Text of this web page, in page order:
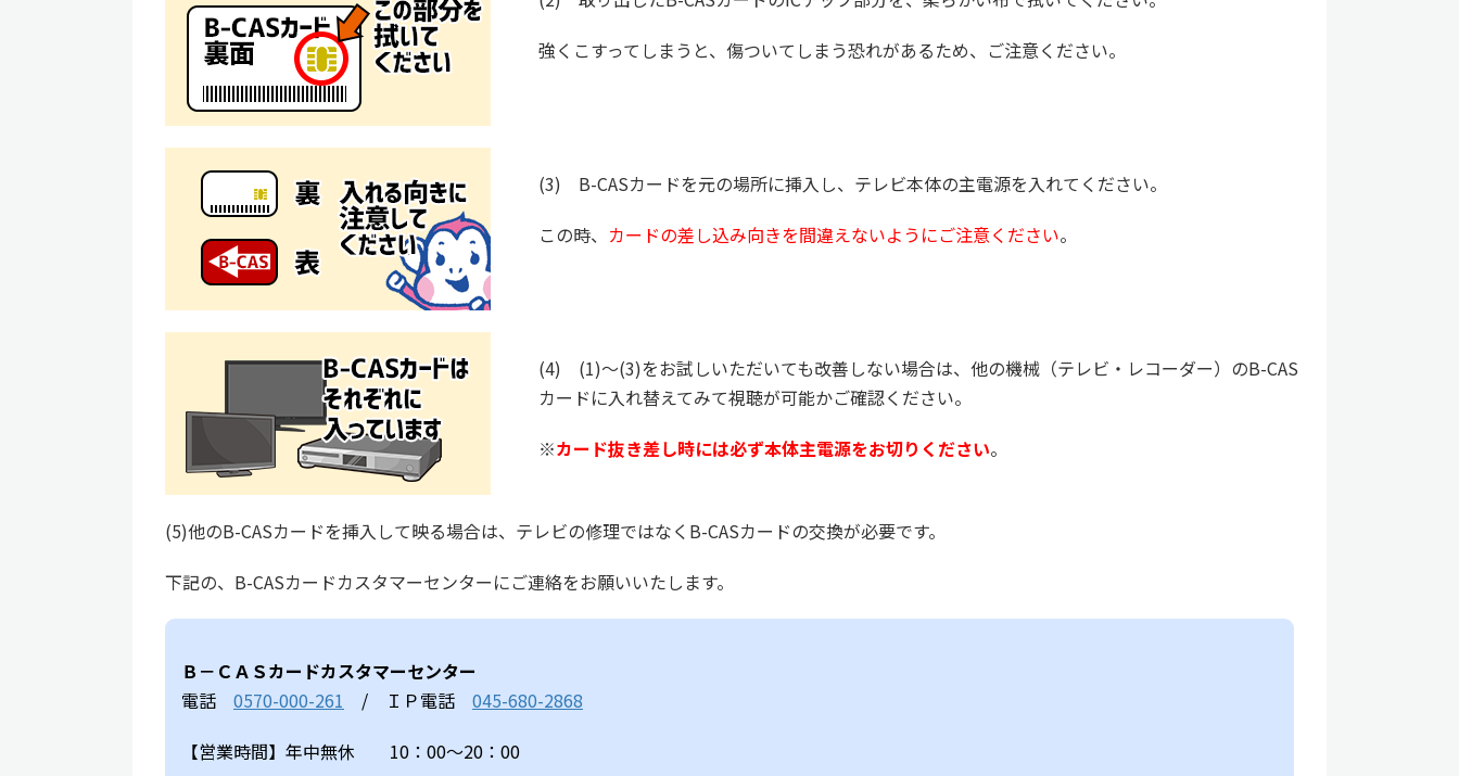
強くこすってしまうと、傷ついてしまう恐れがあるため、ご注意ください。
(3) B-CASカードを元の場所に挿入し、テレビ本体の主電源を入れてください。
この時、 カードの差し込み向きを間違えないようにご注意ください。
(4) (1)～(3)をお試しいただいても改善しない場合は、他の機械（テレビ・レコーダー）のB-CAS
カードに入れ替えてみて視聴が可能かご確認ください。
※カード抜き差し時には必ず本体主電源をお切りください。
(5)他のB-CASカードを挿入して映る場合は、テレビの修理ではなくB-CASカードの交換が必要です。
下記の、B-CASカードカスタマーセンターにご連絡をお願いいたします。
Ｂ－ＣＡＳカードカスタマーセンター
電話 0570-000-261 / ＩＰ電話 045-680-2868
【営業時間】年中無休 10：00～20：00